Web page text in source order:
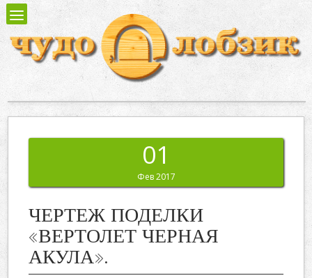
01
Фев 2017
ЧЕРТЕЖ ПОДЕЛКИ
«ВЕРТОЛЕТ ЧЕРНАЯ
АКУЛА».